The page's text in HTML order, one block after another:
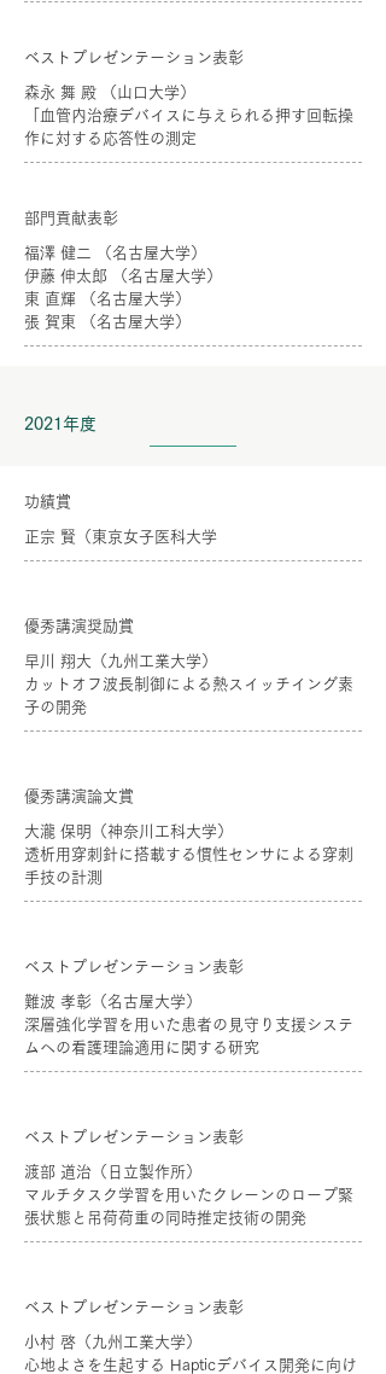
ベストプレゼンテーション表彰
森永 舞 殿 （山口大学）
「血管内治療デバイスに与えられる押す回転操
作に対する応答性の測定
部門貢献表彰
福澤 健二 （名古屋大学）
伊藤 伸太郎 （名古屋大学）
東 直輝 （名古屋大学）
張 賀東 （名古屋大学）
2021年度
功績賞
正宗 賢（東京女子医科大学
優秀講演奨励賞
早川 翔大（九州工業大学）
カットオフ波長制御による熱スイッチイング素
子の開発
優秀講演論文賞
大瀧 保明（神奈川工科大学）
透析用穿刺針に搭載する慣性センサによる穿刺
手技の計測
ベストプレゼンテーション表彰
難波 孝彰（名古屋大学）
深層強化学習を用いた患者の見守り支援システ
ムへの看護理論適用に関する研究
ベストプレゼンテーション表彰
渡部 道治（日立製作所）
マルチタスク学習を用いたクレーンのロープ緊
張状態と吊荷荷重の同時推定技術の開発
ベストプレゼンテーション表彰
小村 啓（九州工業大学）
心地よさを生起する Hapticデバイス開発に向け